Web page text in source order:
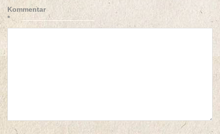
Kommentar
*